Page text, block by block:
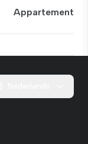
Appartement